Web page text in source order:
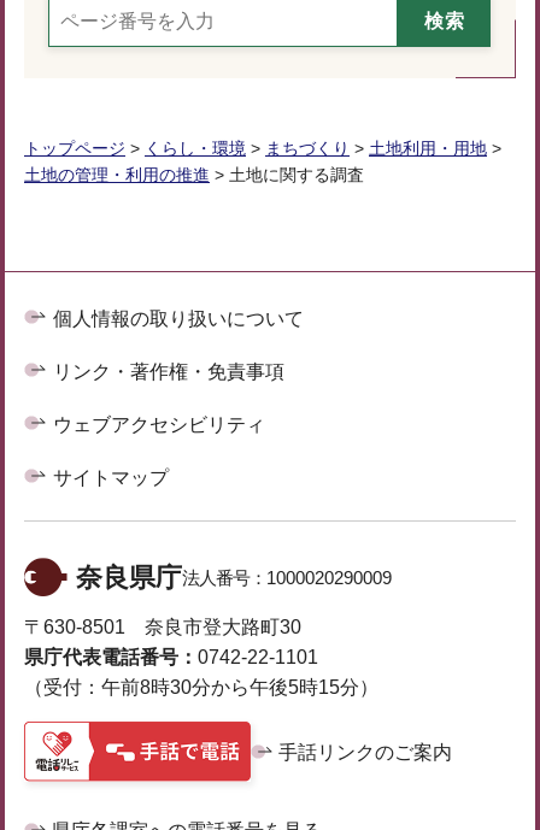
トップページ > くらし・環境 > まちづくり > 土地利用・用地 >
土地の管理・利用の推進 > 土地に関する調査
個人情報の取り扱いについて
リンク・著作権・免責事項
ウェブアクセシビリティ
サイトマップ
奈良県庁法人番号： 1000020290009
〒630-8501 奈良市登大路町30
県庁代表電話番号： 0742-22-1101
（受付：午前8時30分から午後5時15分）
手話リンクのご案内